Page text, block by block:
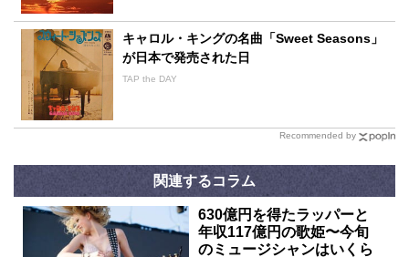
キャロル・キングの名曲「Sweet Seasons」
が日本で発売された日
TAP the DAY
Recommended by
関連するコラム
630億円を得たラッパーと
年収117億円の歌姫〜今旬
のミュージシャンはいくら